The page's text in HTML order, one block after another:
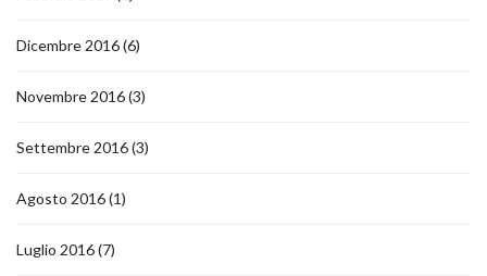
Dicembre 2016(6)
Novembre 2016(3)
Settembre 2016(3)
Agosto 2016(1)
Luglio 2016(7)